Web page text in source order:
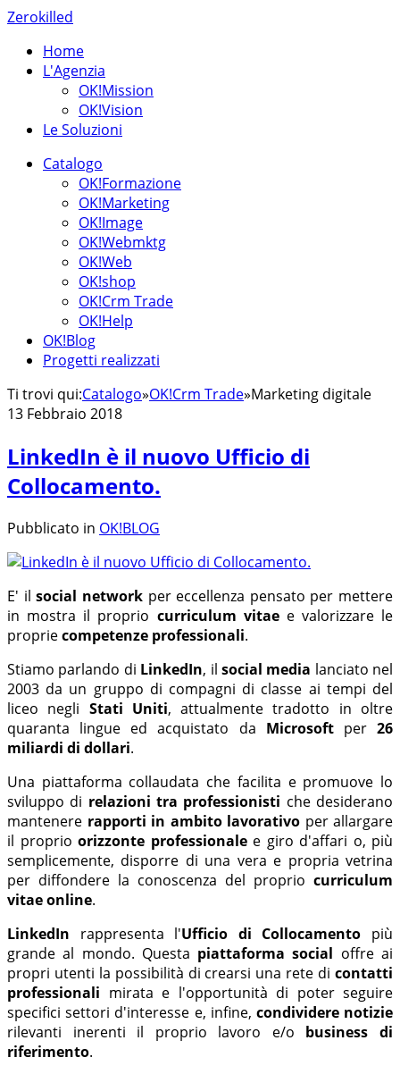
Zerokilled
Home
L'Agenzia
OK!Mission
OK!Vision
Le Soluzioni
Catalogo
OK!Formazione
OK!Marketing
OK!Image
OK!Webmktg
OK!Web
OK!shop
OK!Crm Trade
OK!Help
OK!Blog
Progetti realizzati
Ti trovi qui:Catalogo»OK!Crm Trade»Marketing digitale
13 Febbraio 2018
LinkedIn è il nuovo Ufficio di
Collocamento.
Pubblicato in OK!BLOG
E' ilsocial networkper eccellenza pensato per mettere
in mostra il proprio curriculum vitaee valorizzare le
propriecompetenze professionali.
Stiamo parlando di LinkedIn, il social media lanciato nel
2003 da un gruppo di compagni di classe ai tempi del
liceo negli Stati Uniti, attualmente tradotto in oltre
quaranta lingue ed acquistato da Microsoftper26
miliardi di dollari.
Una piattaforma collaudata che facilita e promuove lo
sviluppo di relazioni tra professionisti che desiderano
mantenere rapporti in ambito lavorativo per allargare
il proprio orizzonte professionalee giro d'affari o, più
semplicemente, disporre di una vera e propria vetrina
per diffondere la conoscenza del proprio curriculum
vitae online.
LinkedIn rappresenta l'Ufficio di Collocamento più
grande al mondo. Questa piattaforma social offre ai
propri utenti la possibilità di crearsi una rete di contatti
professionali mirata e l'opportunità di poter seguire
specifici settori d'interesse e, infine, condividere notizie
rilevanti inerenti il proprio lavoro e/o business di
riferimento.